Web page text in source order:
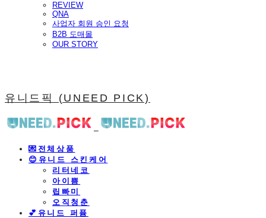
REVIEW
QNA
사업자 회원 승인 요청
B2B 도매몰
OUR STORY
유니드픽 (UNEED PICK)
💌전체상품
😊유니드 스킨케어
리터네코
아이쁨
립빠미
오직청춘
💕유니드 퍼퓸